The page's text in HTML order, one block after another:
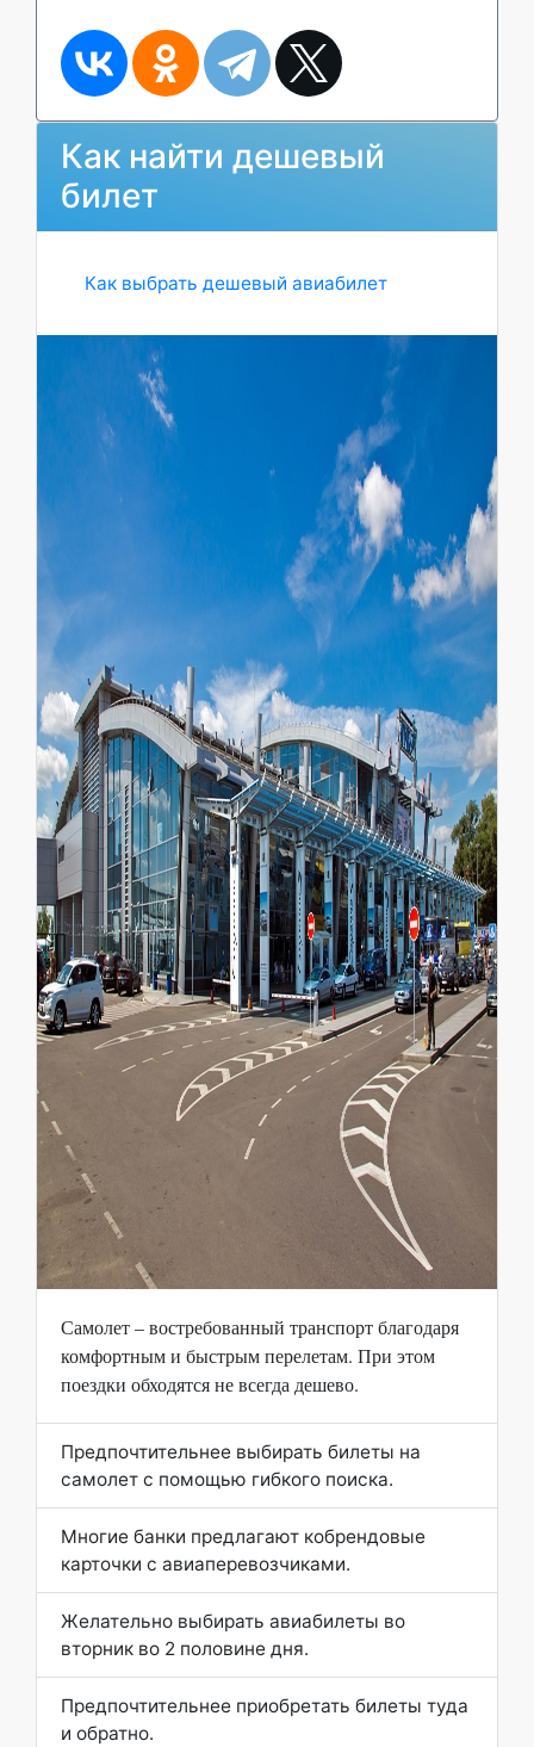
Как найти дешевый
билет
Как выбрать дешевый авиабилет
Самолет – востребованный транспорт благодаря
комфортным и быстрым перелетам. При этом
поездки обходятся не всегда дешево.
Предпочтительнее выбирать билеты на
самолет с помощью гибкого поиска.
Многие банки предлагают кобрендовые
карточки с авиаперевозчиками.
Желательно выбирать авиабилеты во
вторник во 2 половине дня.
Предпочтительнее приобретать билеты туда
и обратно.